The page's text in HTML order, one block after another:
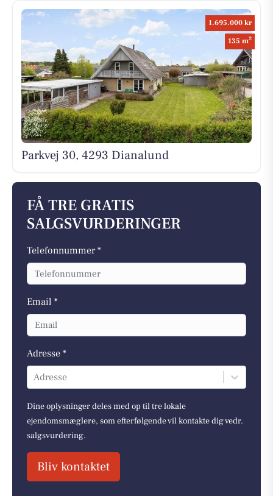
1.695.000 kr
135 m2
Parkvej 30, 4293 Dianalund
FÅ TRE GRATIS
SALGSVURDERINGER
Telefonnummer *
Email *
Adresse *
Adresse
Dine oplysninger deles med op til tre lokale
ejendomsmæglere, som efterfølgende vil kontakte dig vedr.
salgsvurdering.
Bliv kontaktet